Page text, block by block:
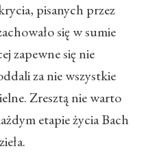
pisanych przez
się w sumie
zapewne się nie
za nie wszystkie
Zresztą nie warto
etapie życia Bach